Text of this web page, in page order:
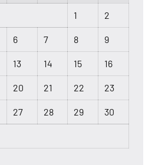
1 2
6 7 8 9
13 14 15 16
20 21 22 23
27 28 29 30